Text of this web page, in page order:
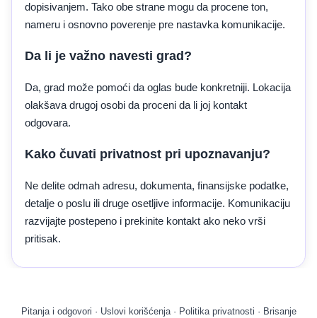
dopisivanjem. Tako obe strane mogu da procene ton,
nameru i osnovno poverenje pre nastavka komunikacije.
Da li je važno navesti grad?
Da, grad može pomoći da oglas bude konkretniji. Lokacija
olakšava drugoj osobi da proceni da li joj kontakt
odgovara.
Kako čuvati privatnost pri upoznavanju?
Ne delite odmah adresu, dokumenta, finansijske podatke,
detalje o poslu ili druge osetljive informacije. Komunikaciju
razvijajte postepeno i prekinite kontakt ako neko vrši
pritisak.
Pitanja i odgovori · Uslovi korišćenja· Politika privatnosti · Brisanje